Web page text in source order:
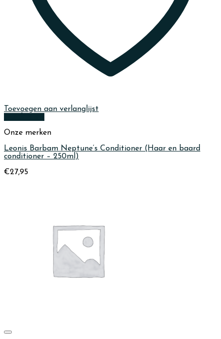
Toevoegen aan verlanglijst
Onze merken
Leonis Barbam Neptune’s Conditioner (Haar en baard
conditioner – 250ml)
€27,95